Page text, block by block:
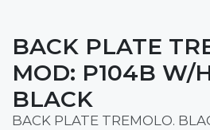
BACK PLATE
MOD: P104B W/
BLACK
BACK PLATE TREMOLO.